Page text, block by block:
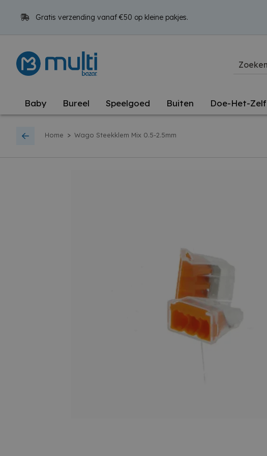
Gratis verzending vanaf €50 op kleine pakjes.
Baby Bureel Speelgoed Buiten Doe-Het-Zelf
Home > Wago Steekklem Mix 0.5-2.5mm